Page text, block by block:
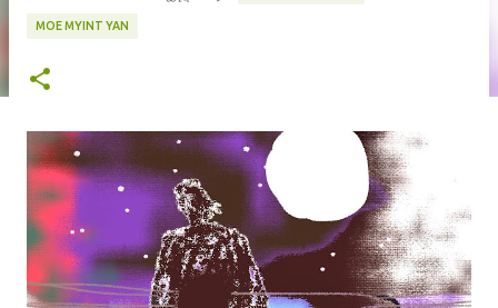
MOE MYINT YAN